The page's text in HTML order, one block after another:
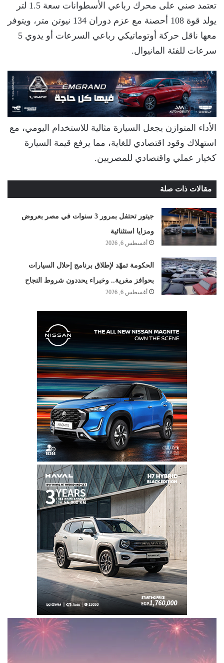
تعتمد صني على محرك رباعي الأسطوانات سعة 1.5 لتر
يولد قوة 108 أحصنة مع عزم دوران 134 نيوتن متر، ويتوفر
معها ناقل حركة أوتوماتيكي رباعي السرعات أو يدوي 5
سرعات للفئة المانيوال.
الأداء المتوازن يجعل السيارة مثالية للاستخدام اليومي، مع
استهلاك وقود اقتصادي للغاية، مما يرفع قيمة السيارة
كخيار عملي واقتصادي للمصريين.
مقالات ذات صلة
جيتور تحتفل بمرور 3 سنوات في مصر بعروض
ومزايا استثنائية
أغسطس 6, 2026
الحكومة تمهّد لإطلاق برنامج إحلال السيارات
بحوافز مغرية.. وخبراء يحددون شروط النجاح
أغسطس 6, 2026